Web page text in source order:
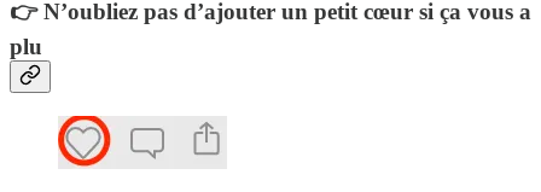
👉N’oubliez pas d’ajouter un petit cœur si ça vous a
plu